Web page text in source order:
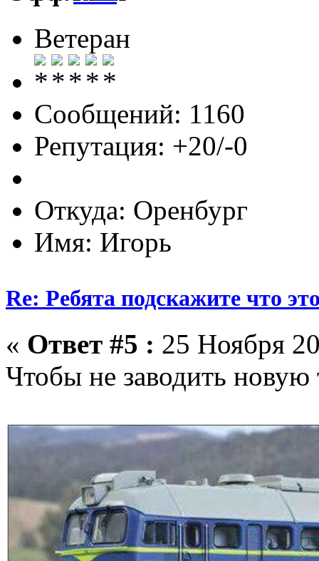
Ветеран
Сообщений: 1160
Репутация: +20/-0
Откуда: Оренбург
Имя: Игорь
Re: Ребята подскажите что
« Ответ #5 : 25 Ноября
Чтобы не заводить